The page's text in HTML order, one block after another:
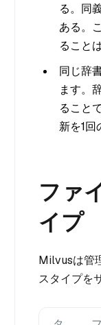
る。同
ある。
ること
同じ辞
ます。
ること
新を1回
ファ
イプ
Milvusは管
スタイプを